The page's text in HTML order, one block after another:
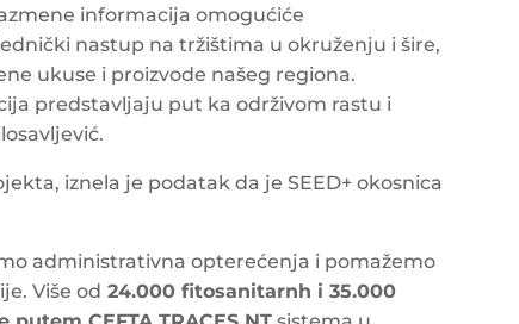
informacija omogućiće
nastup na tržištima u okruženju i šire,
ukuse i proizvode našeg regiona.
predstavljaju put ka održivom rastu i
iznela je podatak da je SEED+ okosnica
administrativna opterećenja i pomažemo
Više od 24.000 fitosanitarnh i 35.000